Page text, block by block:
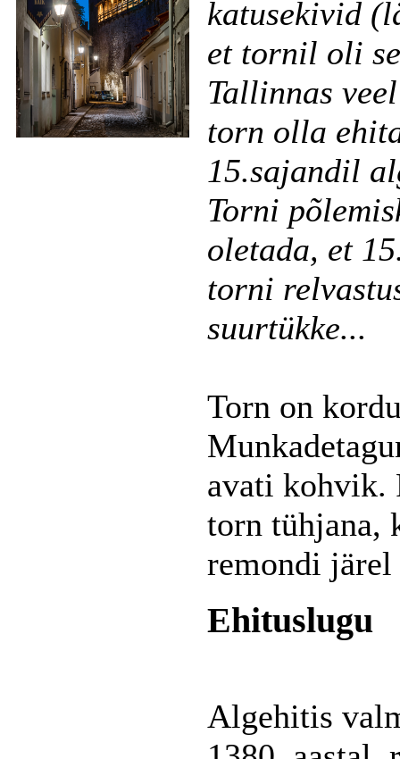
katusekivid
et tornil oli
Tallinnas
torn olla
15.sajandil
Torni
oletada, et
torni
suurtükke...
Torn on
avati kohvik.
torn tühjana,
remondi järel
Ehituslugu
Algehitis